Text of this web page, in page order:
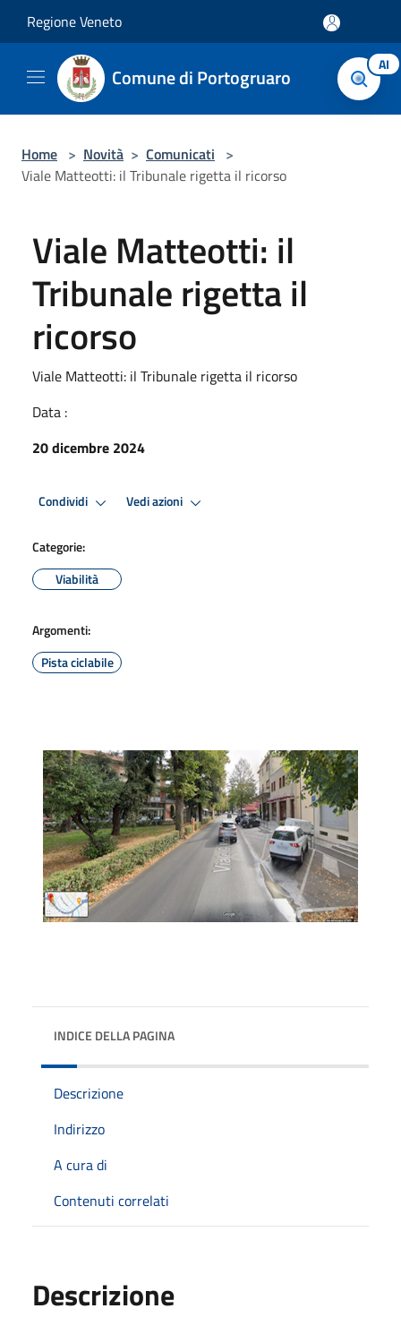
Regione Veneto
Comune di Portogruaro AI
Home > Novità > Comunicati >
Viale Matteotti: il Tribunale rigetta il ricorso
Viale Matteotti: il
Tribunale rigetta il
ricorso
Viale Matteotti: il Tribunale rigetta il ricorso
Data :
20 dicembre 2024
Condividi Vedi azioni
Categorie:
Viabilità
Argomenti:
Pista ciclabile
INDICE DELLA PAGINA
Descrizione
Indirizzo
A cura di
Contenuti correlati
Descrizione